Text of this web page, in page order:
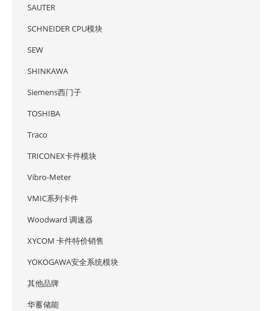
SAUTER
SCHNEIDER CPU模块
SEW
SHINKAWA
Siemens西门子
TOSHIBA
Traco
TRICONEX卡件模块
Vibro-Meter
VMIC系列卡件
Woodward 调速器
XYCOM 卡件特价销售
YOKOGAWA安全系统模块
其他品牌
华蓄储能